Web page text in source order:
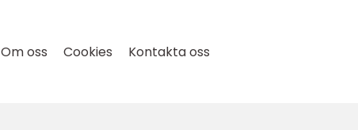
Om oss Cookies Kontakta oss